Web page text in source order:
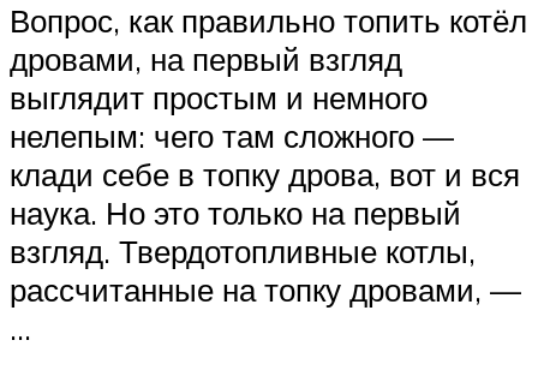
Вопрос, как правильно топить котёл
дровами, на первый взгляд
выглядит простым и немного
нелепым: чего там сложного —
клади себе в топку дрова, вот и вся
наука. Но это только на первый
взгляд. Твердотопливные котлы,
рассчитанные на топку дровами, —
…